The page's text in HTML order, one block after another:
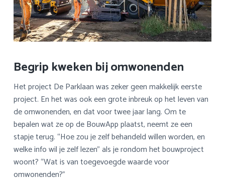
Begrip kweken bij omwonenden
Het project De Parklaan was zeker geen makkelijk eerste
project. En het was ook een grote inbreuk op het leven van
de omwonenden, en dat voor twee jaar lang. Om te
bepalen wat ze op de BouwApp plaatst, neemt ze een
stapje terug. “Hoe zou je zelf behandeld willen worden, en
welke info wil je zelf lezen” als je rondom het bouwproject
woont? “Wat is van toegevoegde waarde voor
omwonenden?”